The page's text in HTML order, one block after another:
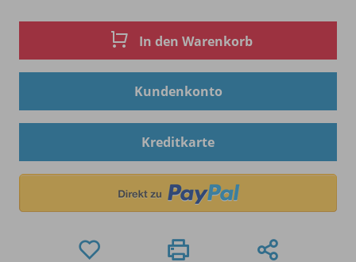
In den Warenkorb
Kundenkonto
Kreditkarte